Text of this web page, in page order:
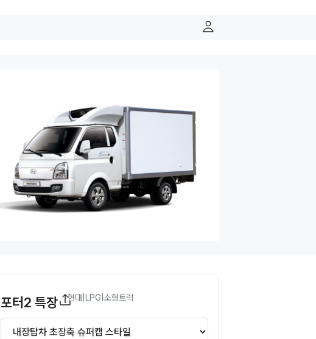
포터2 특장 현대 LPG |소형트럭